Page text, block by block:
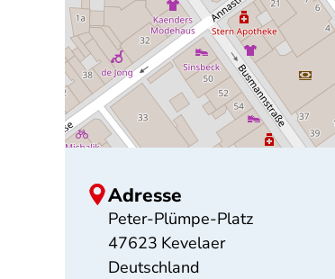
Adresse
Peter-Plümpe-Platz
47623 Kevelaer
Deutschland